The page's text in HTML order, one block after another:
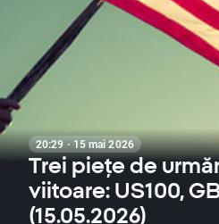
20:29 · 15 mai 2026
Trei piețe de
viitoare: US100,
(15.05.2026)